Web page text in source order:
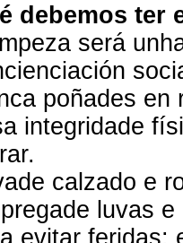
debemos ter
será
poñades en
integridade
calzado e
luvas
evitar feridas: